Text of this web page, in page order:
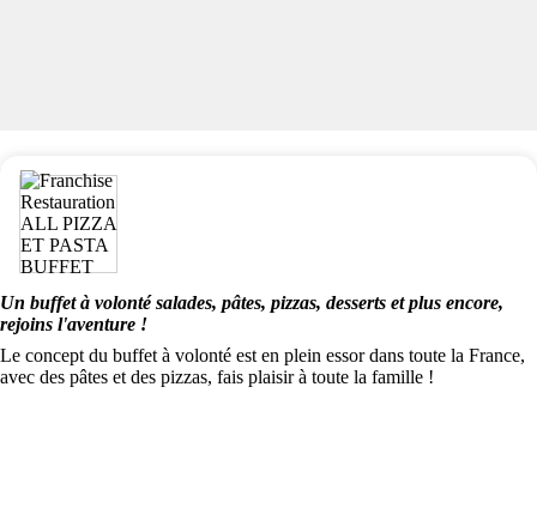
Un buffet à volonté salades, pâtes, pizzas, desserts et plus encore,
rejoins l'aventure !
Le concept du buffet à volonté est en plein essor dans toute la France,
avec des pâtes et des pizzas, fais plaisir à toute la famille !